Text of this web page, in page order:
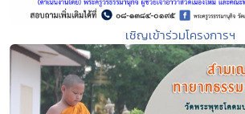
เชิญเข้าร่วมโครงการฯ